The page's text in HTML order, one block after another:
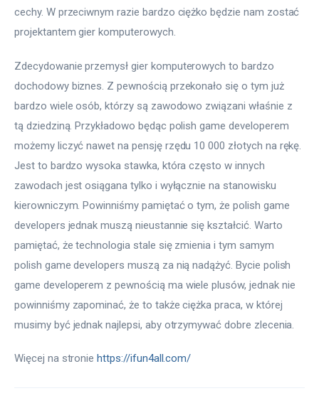
cechy. W przeciwnym razie bardzo ciężko będzie nam zostać
projektantem gier komputerowych.
Zdecydowanie przemysł gier komputerowych to bardzo
dochodowy biznes. Z pewnością przekonało się o tym już
bardzo wiele osób, którzy są zawodowo związani właśnie z
tą dziedziną. Przykładowo będąc polish game developerem
możemy liczyć nawet na pensję rzędu 10 000 złotych na rękę.
Jest to bardzo wysoka stawka, która często w innych
zawodach jest osiągana tylko i wyłącznie na stanowisku
kierowniczym. Powinniśmy pamiętać o tym, że polish game
developers jednak muszą nieustannie się kształcić. Warto
pamiętać, że technologia stale się zmienia i tym samym
polish game developers muszą za nią nadążyć. Bycie polish
game developerem z pewnością ma wiele plusów, jednak nie
powinniśmy zapominać, że to także ciężka praca, w której
musimy być jednak najlepsi, aby otrzymywać dobre zlecenia.
Więcej na stronie https://ifun4all.com/